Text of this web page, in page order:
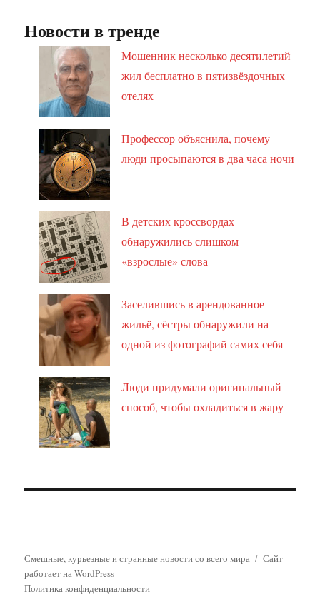
Новости в тренде
Мошенник несколько десятилетий
жил бесплатно в пятизвёздочных
отелях
Профессор объяснила, почему
люди просыпаются в два часа ночи
В детских кроссвордах
обнаружились слишком
«взрослые» слова
Заселившись в арендованное
жильё, сёстры обнаружили на
одной из фотографий самих себя
Люди придумали оригинальный
способ, чтобы охладиться в жару
Смешные, курьезные и странные новости со всего мира
Сайт
работает на WordPress
Политика конфиденциальности